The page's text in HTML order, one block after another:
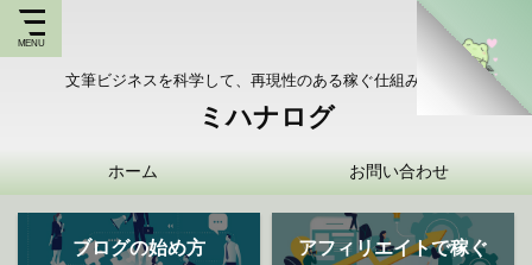
文筆ビジネスを科学して、再現性のある稼ぐ仕組みを持つ
ミハナログ
ホーム お問い合わせ
ブログの始め方 アフィリエイトで稼ぐ